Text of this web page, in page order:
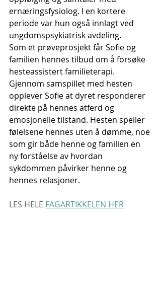
ernæringsfysiolog. I en kortere
periode var hun også innlagt ved
ungdomspsykiatrisk avdeling.
Som et prøveprosjekt får Sofie og
familien hennes tilbud om å forsøke
hesteassistert familieterapi.
Gjennom samspillet med hesten
opplever Sofie at dyret responderer
direkte på hennes atferd og
emosjonelle tilstand. Hesten speiler
følelsene hennes uten å dømme, noe
som gir både henne og familien en
ny forståelse av hvordan
sykdommen påvirker henne og
hennes relasjoner.
LES HELE FAGARTIKKELEN HER